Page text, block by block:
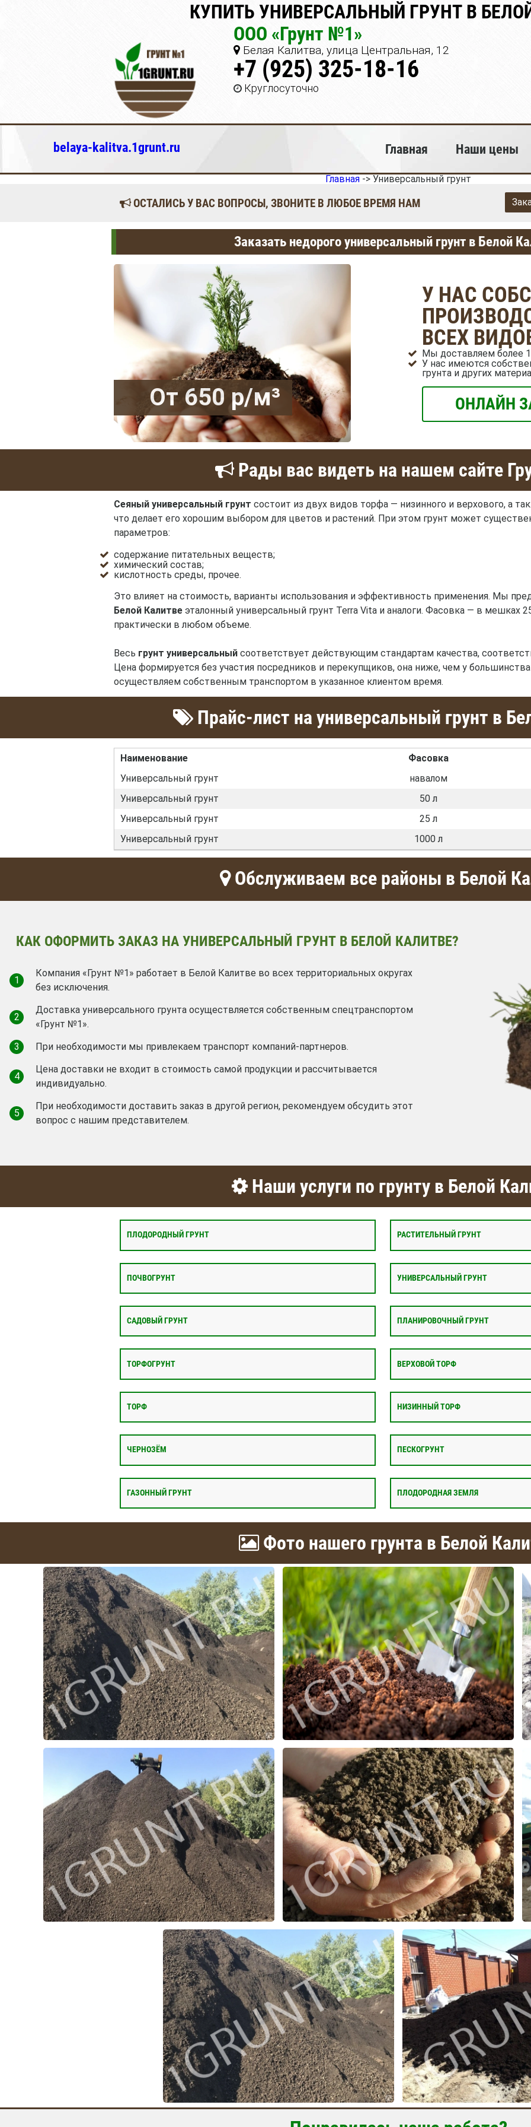
КУПИТЬ УНИВЕРСАЛЬНЫЙ ГРУНТ В
ООО «Грунт №1»
Белая Калитва, улица Центральная, 12
+7 (925) 325-18-16
Круглосуточно
belaya-kalitva.1grunt.ru Главная Наши цены
Главная -> Универсальный грунт
ОСТАЛИСЬ У ВАС ВОПРОСЫ, ЗВОНИТЕ В ЛЮБОЕ ВРЕМЯ НАМ
Заказать недорого универсальный грунт в Белой
От 650 р/м³
У НАС
ВСЕХ
Мы доставляем более
У нас имеются
грунта и других
ОНЛАЙН
Рады вас видеть на нашем сайте
Сеяный универсальный грунт состоит из двух видов торфа — низинного и верхового, а
что делает его хорошим выбором для цветов и растений. При этом грунт может
параметров:
содержание питательных веществ;
химический состав;
кислотность среды, прочее.
Это влияет на стоимость, варианты использования и эффективность применения. Мы
Белой Калитве эталонный универсальный грунт Terra Vita и аналоги. Фасовка — в мешках
практически в любом объеме.
Весь грунт универсальный соответствует действующим стандартам качества,
Цена формируется без участия посредников и перекупщиков, она ниже, чем у
осуществляем собственным транспортом в указанное клиентом время.
Прайс-лист на универсальный грунт в
Наименование
Фасовка
Универсальный грунт
навалом
Универсальный грунт
50 л
Универсальный грунт
25 л
Универсальный грунт
1000 л
Обслуживаем все районы в Белой
КАК ОФОРМИТЬ ЗАКАЗ НА УНИВЕРСАЛЬНЫЙ ГРУНТ В БЕЛОЙ КАЛИТВЕ?
1
Компания «Грунт №1» работает в Белой Калитве во всех территориальных округах
без исключения.
2
Доставка универсального грунта осуществляется собственным спецтранспортом
«Грунт №1».
3
При необходимости мы привлекаем транспорт компаний-партнеров.
4
Цена доставки не входит в стоимость самой продукции и рассчитывается
индивидуально.
5
При необходимости доставить заказ в другой регион, рекомендуем обсудить этот
вопрос с нашим представителем.
Наши услуги по грунту в Белой
ПЛОДОРОДНЫЙ ГРУНТ РАСТИТЕЛЬНЫЙ ГРУНТ
ПОЧВОГРУНТ УНИВЕРСАЛЬНЫЙ ГРУНТ
САДОВЫЙ ГРУНТ ПЛАНИРОВОЧНЫЙ ГРУНТ
ТОРФОГРУНТ ВЕРХОВОЙ ТОРФ
ТОРФ НИЗИННЫЙ ТОРФ
ЧЕРНОЗЁМ ПЕСКОГРУНТ
ГАЗОННЫЙ ГРУНТ ПЛОДОРОДНАЯ ЗЕМЛЯ
Фото нашего грунта в Белой